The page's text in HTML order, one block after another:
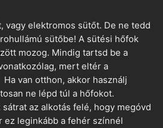
vagy elektromos sütőt. De ne tedd
sütőbe! A sütési hőfok
mozog. Mindig tartsd be a
mert eltér a
van otthon, akkor használj
ne lépd túl a hőfokot.
az alkotás felé, hogy megóvd
ez leginkább a fehér színnél